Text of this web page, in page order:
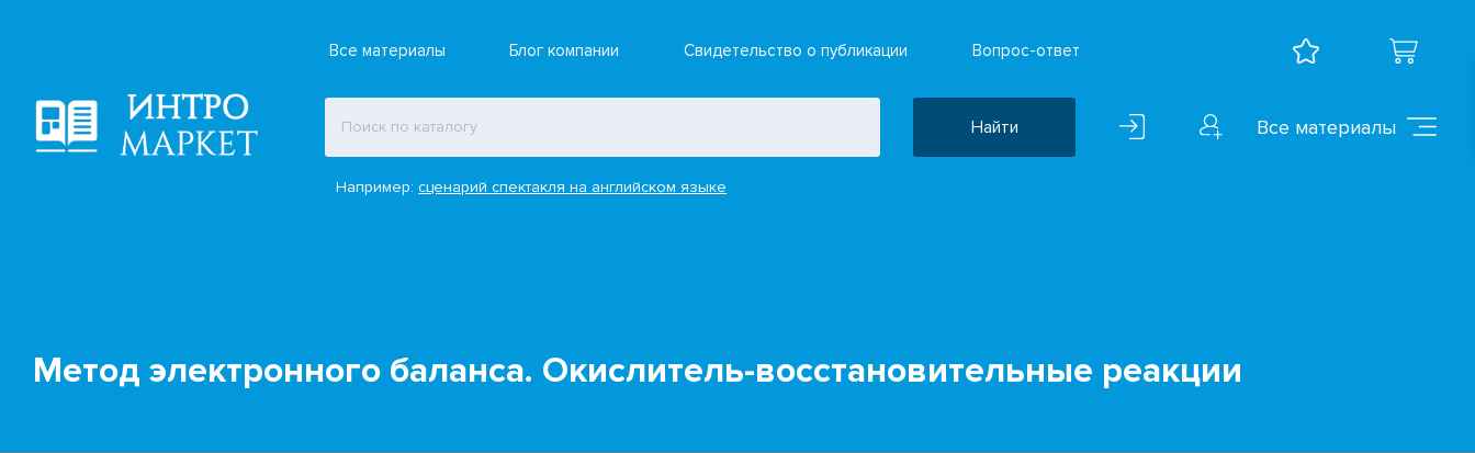
Все материалы Блог компании Свидетельство о публикации Вопрос-ответ
Найти
Например:сценарий спектакля на английском языке
Все материалы
Метод электронного баланса. Окислитель-восстановительные реакции